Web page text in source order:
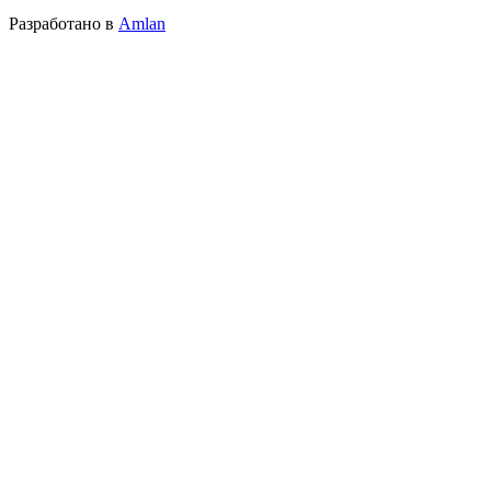
Разработано в Amlan